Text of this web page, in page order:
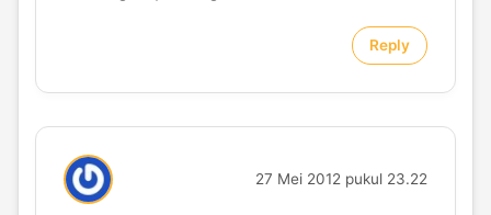
Reply
27 Mei 2012 pukul 23.22